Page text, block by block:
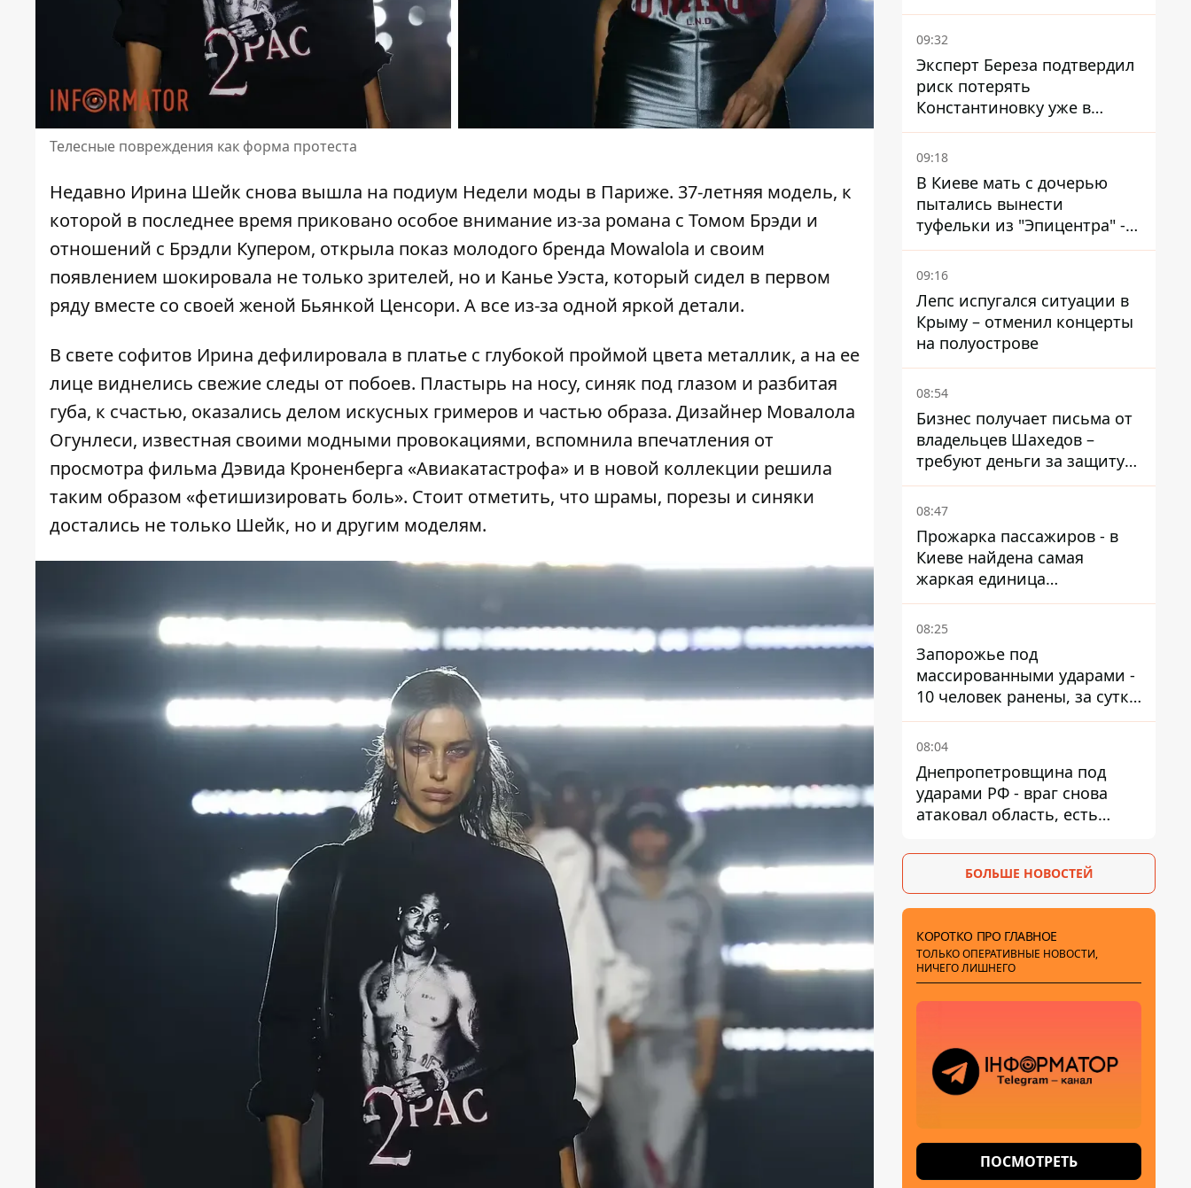
Телесные повреждения как форма протеста
Недавно Ирина Шейк снова вышла на подиум Недели моды в Париже. 37-летняя модель, к
которой в последнее время приковано особое внимание из-за романа с Томом Брэди и
отношений с Брэдли Купером, открыла показ молодого бренда Mowalola и своим
появлением шокировала не только зрителей, но и Канье Уэста, который сидел в первом
ряду вместе со своей женой Бьянкой Ценсори. А все из-за одной яркой детали.
В свете софитов Ирина дефилировала в платье с глубокой проймой цвета металлик, а на ее
лице виднелись свежие следы от побоев. Пластырь на носу, синяк под глазом и разбитая
губа, к счастью, оказались делом искусных гримеров и частью образа. Дизайнер Мовалола
Огунлеси, известная своими модными провокациями, вспомнила впечатления от
просмотра фильма Дэвида Кроненберга «Авиакатастрофа» и в новой коллекции решила
таким образом «фетишизировать боль». Стоит отметить, что шрамы, порезы и синяки
достались не только Шейк, но и другим моделям.
мобилизации
09:32
Эксперт Береза ​​подтвердил
риск потерять
Константиновку уже в
ближайшие месяцы
09:18
В Киеве мать с дочерью
пытались вынести
туфельки из "Эпицентра" -
суд вынес приговор
09:16
Лепс испугался ситуации в
Крыму – отменил концерты
на полуострове
08:54
Бизнес получает письма от
владельцев Шахедов –
требуют деньги за защиту
от атак
08:47
Прожарка пассажиров - в
Киеве найдена самая
жаркая единица
общественного транспорта
08:25
Запорожье под
массированными ударами -
10 человек ранены, за сутки
тысячи атак
08:04
Днепропетровщина под
ударами РФ - враг снова
атаковал область, есть
БОЛЬШЕ НОВОСТЕЙ
КОРОТКО ПРО ГЛАВНОЕ
ТОЛЬКО ОПЕРАТИВНЫЕ НОВОСТИ,
НИЧЕГО ЛИШНЕГО
ПОСМОТРЕТЬ